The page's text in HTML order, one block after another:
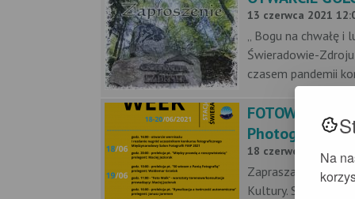
Na
13 czerwca 2021
„ Bogu na chwałę i
Świeradowie-
czasem pandemii
FOTOWEEK -
Photography
18 czerwca 2021 -
Zapraszamy na
Kultury. Spotkanie